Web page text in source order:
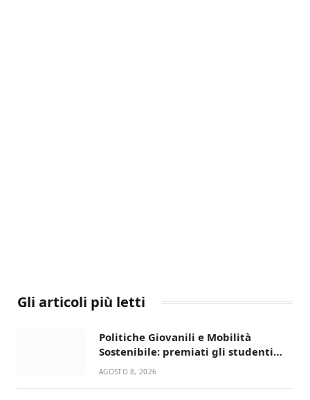
Gli articoli più letti
Politiche Giovanili e Mobilità
Sostenibile: premiati gli studenti
universitari del bando “La strada
AGOSTO 8, 2026